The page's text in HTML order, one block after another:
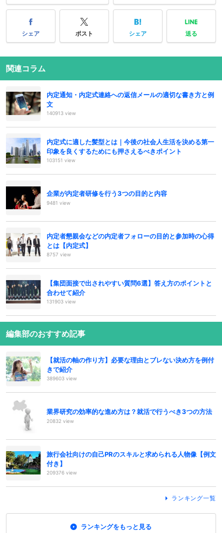
シェア ポスト シェア 送る
関連コラム
内定通知・内定式連絡への返信メールの適切な書き方と例
文
140913 view
内定式に適した髪型とは｜今後の社会人生活を決める第一
印象を良くするためにも押さえるべきポイント
103151 view
企業が内定者研修を行う3つの目的と内容
9481 view
内定者懇親会などの内定者フォローの目的と参加時の心得
とは【内定式】
8757 view
【集団面接で出されやすい質問6選】答え方のポイントと
合わせて紹介
131903 view
編集部のおすすめ記事
【就活の軸の作り方】必要な理由とブレない決め方を例付
きで紹介
389603 view
業界研究の効率的な進め方は？就活で行うべき3つの方法
20832 view
旅行会社向けの自己PRのスキルと求められる人物像【例文
付き】
209376 view
ランキング一覧
ランキングをもっと見る